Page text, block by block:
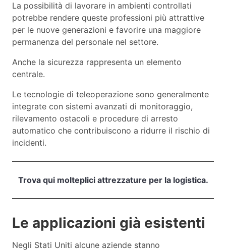
La possibilità di lavorare in ambienti controllati
potrebbe rendere queste professioni più attrattive
per le nuove generazioni e favorire una maggiore
permanenza del personale nel settore.
Anche la sicurezza rappresenta un elemento
centrale.
Le tecnologie di teleoperazione sono generalmente
integrate con sistemi avanzati di monitoraggio,
rilevamento ostacoli e procedure di arresto
automatico che contribuiscono a ridurre il rischio di
incidenti.
Trova qui molteplici attrezzature per la logistica.
Le applicazioni già esistenti
Negli Stati Uniti alcune aziende stanno